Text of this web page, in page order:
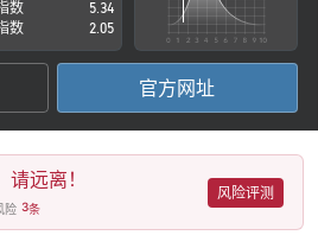
数
5.34
数
2.05
官方网址
远离！
险 3条
风险评测